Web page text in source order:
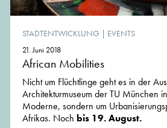
STADTENTWICKLUNG | EVENTS
21. Juni 2018
African Mobilities
Nicht um Flüchtlinge geht es in der
Architekturmuseum der TU München
Moderne, sondern um
Afrikas. Noch bis 19. August.